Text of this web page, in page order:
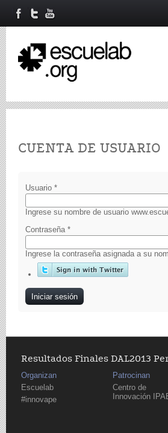
CUENTA DE USUARIO
Usuario *
Ingrese su nombre de usuario
Contraseña *
Ingrese la contraseña asignada a su
Resultados Finales DAL2013
Organizan
Escuelab
#innovape
Patrocinan
Centro de
Innovación